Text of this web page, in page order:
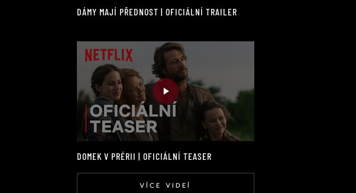
DÁMY MAJÍ PŘEDNOST | OFICIÁLNÍ TRAILER
DOMEK V PRÉRII | OFICIÁLNÍ TEASER
VÍCE VIDEÍ